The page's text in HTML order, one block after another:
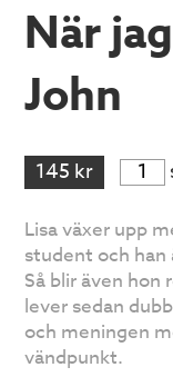
När
John
145 kr
Lisa växer upp
student och
Så blir även
lever sedan
och meningen
vändpunkt.